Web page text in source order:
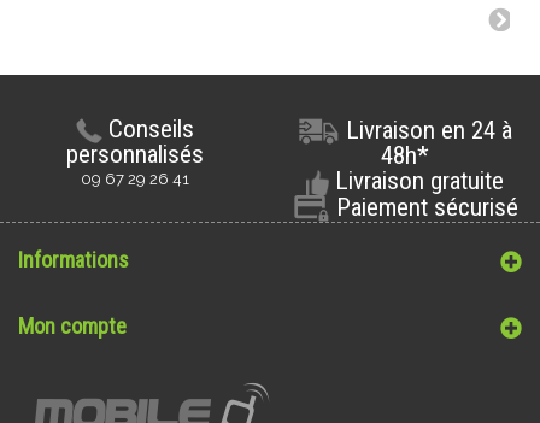
Conseils
personnalisés
09 67 29 26 41
Livraison en 24 à
48h*
Livraison gratuite
Paiement sécurisé
Informations
Mon compte